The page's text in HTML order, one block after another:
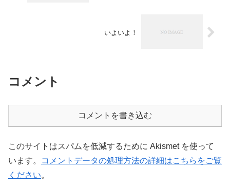
いよいよ！
コメント
コメントを書き込む
このサイトはスパムを低減するために Akismet を使って
います。
コメントデータの処理方法の詳細はこちらをご覧
ください。